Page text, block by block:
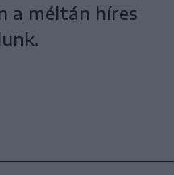
a méltán híres